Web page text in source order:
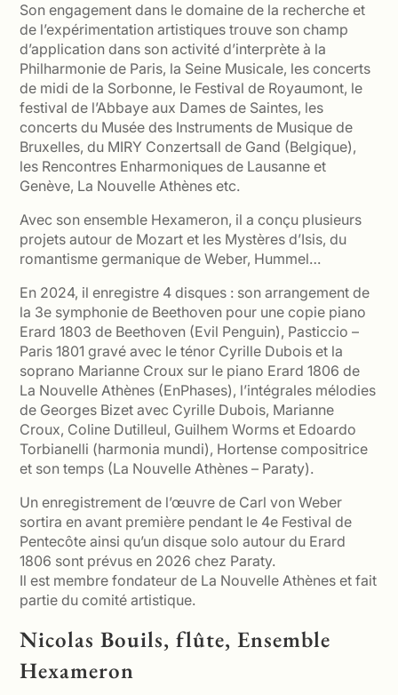
Son engagement dans le domaine de la recherche et
de l’expérimentation artistiques trouve son champ
d’application dans son activité d’interprète à la
Philharmonie de Paris, la Seine Musicale, les concerts
de midi de la Sorbonne, le Festival de Royaumont, le
festival de l’Abbaye aux Dames de Saintes, les
concerts du Musée des Instruments de Musique de
Bruxelles, du MIRY Conzertsall de Gand (Belgique),
les Rencontres Enharmoniques de Lausanne et
Genève, La Nouvelle Athènes etc.
Avec son ensemble Hexameron, il a conçu plusieurs
projets autour de Mozart et les Mystères d’Isis, du
romantisme germanique de Weber, Hummel…
En 2024, il enregistre 4 disques : son arrangement de
la 3e symphonie de Beethoven pour une copie piano
Erard 1803 de Beethoven (Evil Penguin), Pasticcio –
Paris 1801 gravé avec le ténor Cyrille Dubois et la
soprano Marianne Croux sur le piano Erard 1806 de
La Nouvelle Athènes (EnPhases), l’intégrales mélodies
de Georges Bizet avec Cyrille Dubois, Marianne
Croux, Coline Dutilleul, Guilhem Worms et Edoardo
Torbianelli (harmonia mundi), Hortense compositrice
et son temps (La Nouvelle Athènes – Paraty).
Un enregistrement de l’œuvre de Carl von Weber
sortira en avant première pendant le 4e Festival de
Pentecôte ainsi qu’un disque solo autour du Erard
1806 sont prévus en 2026 chez Paraty.
Il est membre fondateur de La Nouvelle Athènes et fait
partie du comité artistique.
Nicolas Bouils, flûte, Ensemble
Hexameron